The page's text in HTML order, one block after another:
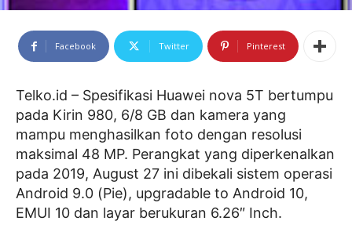
Facebook Twitter Pinterest
Telko.id – Spesifikasi Huawei nova 5T bertumpu
pada Kirin 980, 6/8 GB dan kamera yang
mampu menghasilkan foto dengan resolusi
maksimal 48 MP. Perangkat yang diperkenalkan
pada 2019, August 27 ini dibekali sistem operasi
Android 9.0 (Pie), upgradable to Android 10,
EMUI 10 dan layar berukuran 6.26″ Inch.